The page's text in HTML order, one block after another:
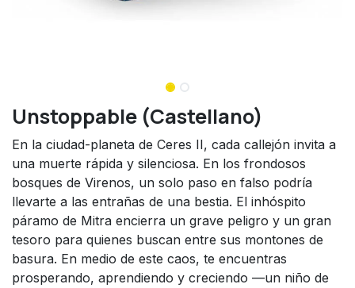
Unstoppable (Castellano)
En la ciudad-planeta de Ceres II, cada callejón invita a
una muerte rápida y silenciosa. En los frondosos
bosques de Virenos, un solo paso en falso podría
llevarte a las entrañas de una bestia. El inhóspito
páramo de Mitra encierra un grave peligro y un gran
tesoro para quienes buscan entre sus montones de
basura. En medio de este caos, te encuentras
prosperando, aprendiendo y creciendo —un niño de